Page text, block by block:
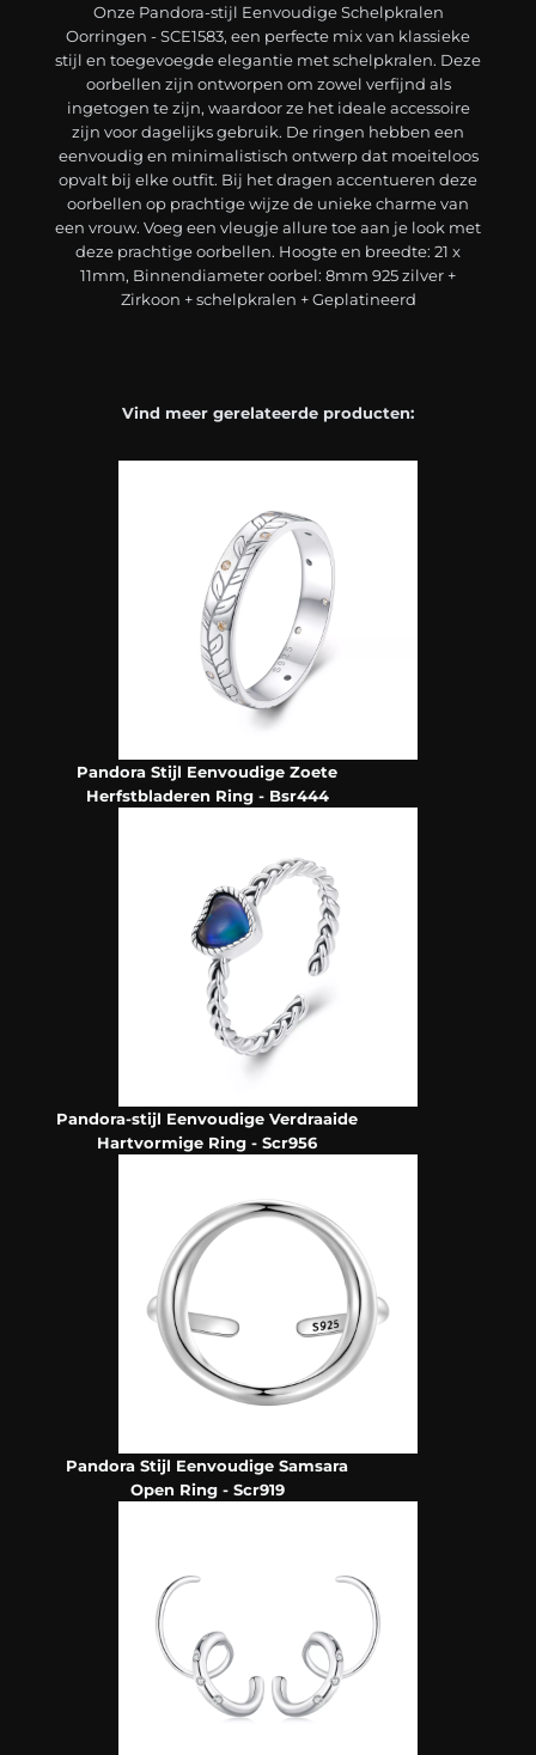
Onze Pandora-stijl Eenvoudige Schelpkralen
Oorringen - SCE1583, een perfecte mix van klassieke
stijl en toegevoegde elegantie met schelpkralen. Deze
oorbellen zijn ontworpen om zowel verfijnd als
ingetogen te zijn, waardoor ze het ideale accessoire
zijn voor dagelijks gebruik. De ringen hebben een
eenvoudig en minimalistisch ontwerp dat moeiteloos
opvalt bij elke outfit. Bij het dragen accentueren deze
oorbellen op prachtige wijze de unieke charme van
een vrouw. Voeg een vleugje allure toe aan je look met
deze prachtige oorbellen. Hoogte en breedte: 21 x
11mm, Binnendiameter oorbel: 8mm 925 zilver +
Zirkoon + schelpkralen + Geplatineerd
Vind meer gerelateerde producten:
Pandora Stijl Eenvoudige Zoete
Herfstbladeren Ring - Bsr444
Pandora-stijl Eenvoudige Verdraaide
Hartvormige Ring - Scr956
Pandora Stijl Eenvoudige Samsara
Open Ring - Scr919